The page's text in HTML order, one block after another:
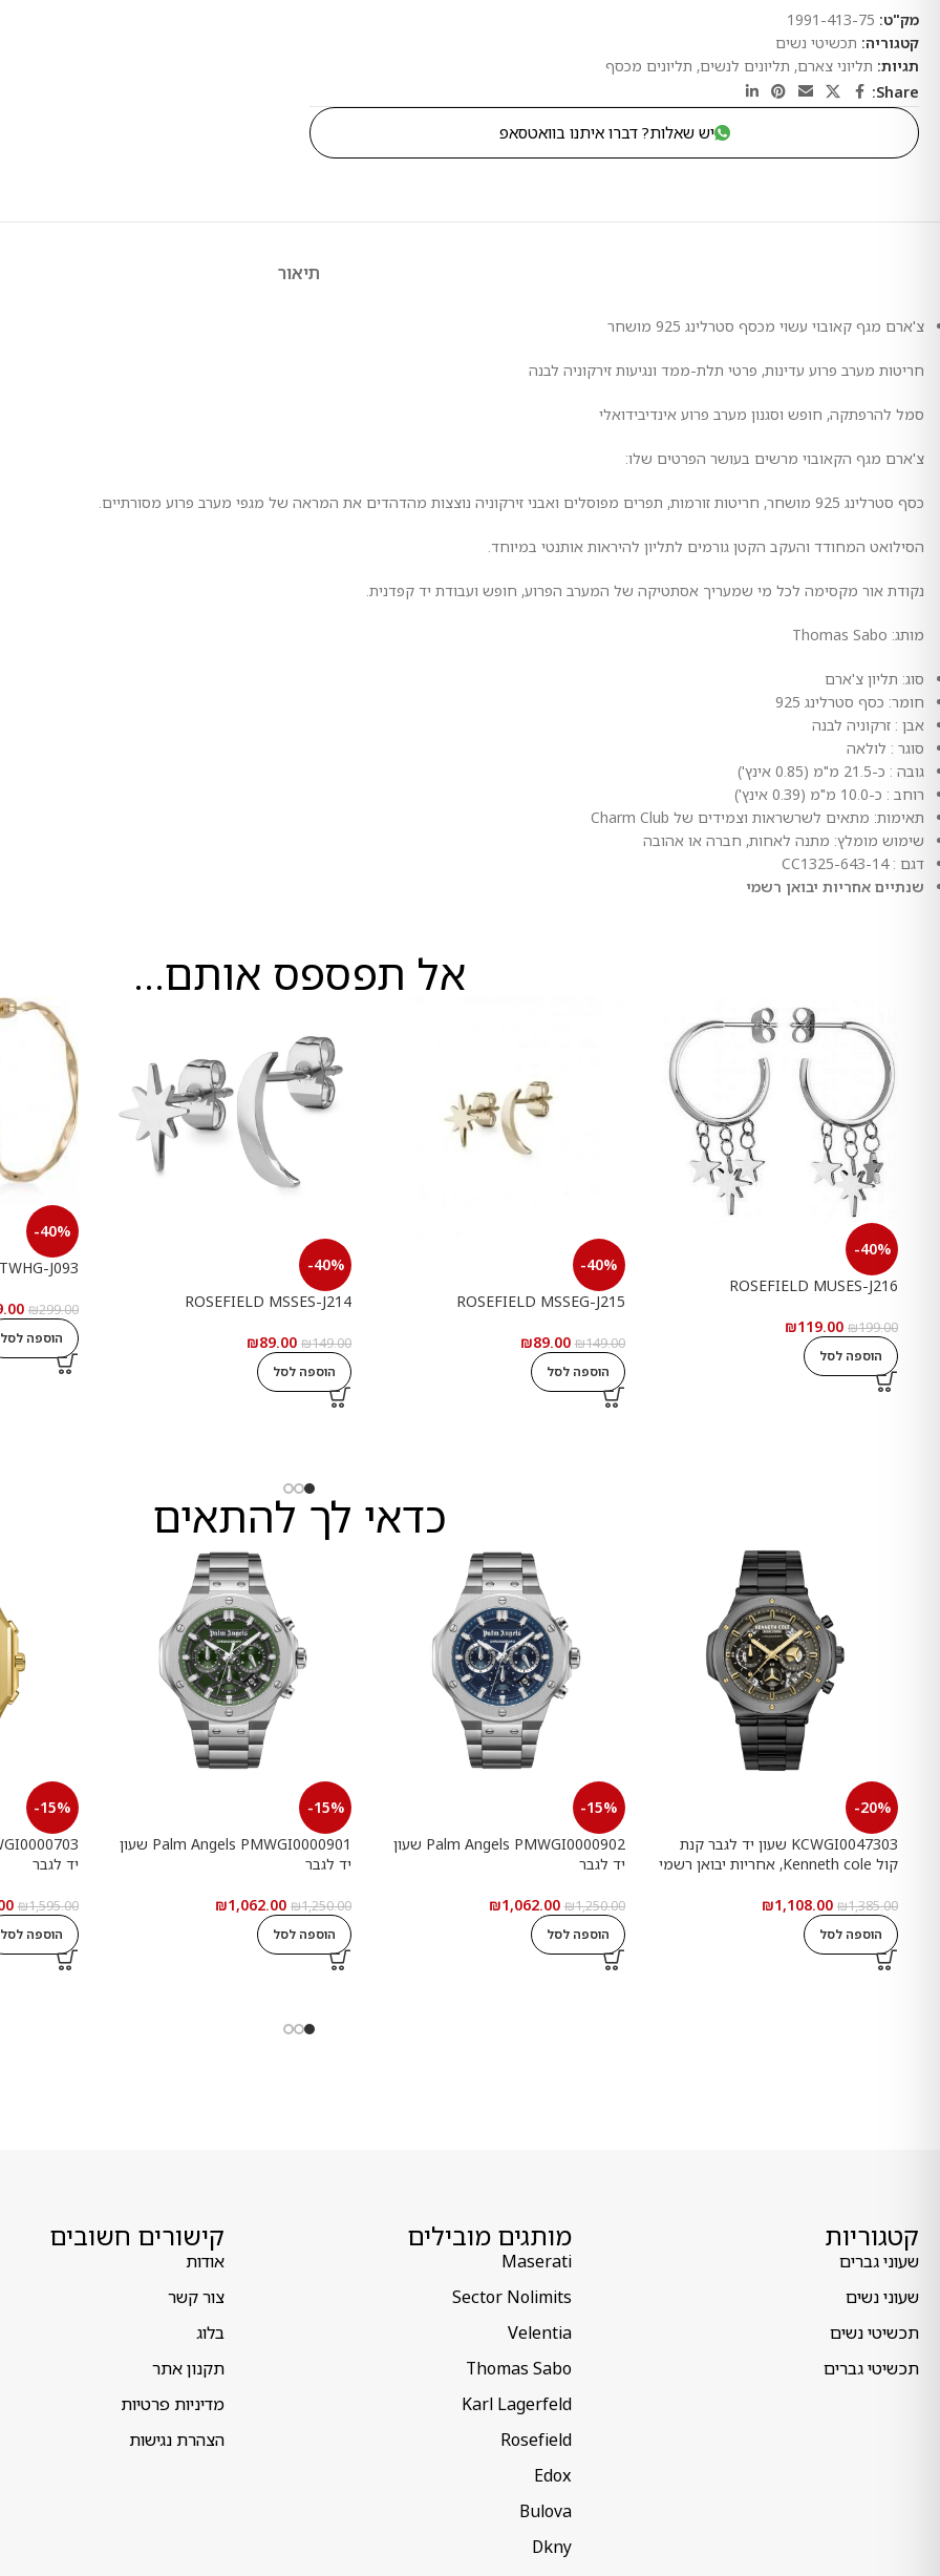
מק"ט: 1991-413-75
קטגוריה: תכשיטי נשים
תגיות: תליוני צארם, תליונים לנשים, תליונים מכסף
Share:
יש שאלות? דברו איתנו בוואטסאפ
תיאור
צ'ארם מגף קאובוי עשוי מכסף סטרלינג 925 מושחר
חריטות מערב פרוע עדינות, פרטי תלת-ממד ונגיעות זירקוניה לבנה
סמל להרפתקה, חופש וסגנון מערב פרוע אינדיבידואלי
צ'ארם מגף הקאובוי מרשים בעושר הפרטים שלו:
כסף סטרלינג 925 מושחר, חריטות זורמות, תפרים מפוסלים ואבני זירקוניה נוצצות מהדהדים את המראה של מגפי מערב פרוע מסורתיים.
הסילואט המחודד והעקב הקטן גורמים לתליון להיראות אותנטי במיוחד.
נקודת אור מקסימה לכל מי שמעריך אסתטיקה של המערב הפרוע, חופש ועבודת יד קפדנית.
מותג: Thomas Sabo
סוג: תליון צ'ארם
חומר: כסף סטרלינג 925
אבן : זרקוניה לבנה
סוגר : לולאה
גובה : כ-21.5 מ"מ (0.85 אינץ')
רוחב : כ-10.0 מ"מ (0.39 אינץ')
תאימות: מתאים לשרשראות וצמידים של Charm Club
שימוש מומלץ: מתנה לאחות, חברה או אהובה
דגם : CC1325-643-14
שנתיים אחריות יבואן רשמי
אל תפספס אותם...
-40%
ROSEFIELD MUSES-J216
₪199.00
₪119.00
הוספה לסל
-40%
ROSEFIELD MSSEG-J215
₪149.00
₪89.00
הוספה לסל
-40%
ROSEFIELD MSSES-J214
₪149.00
₪89.00
הוספה לסל
-40%
J093
₪299.00
הוספה לסל
כדאי לך להתאים
-20%
KCWGI0047303 שעון יד לגבר קנת
קול Kenneth cole, אחריות יבואן רשמי
₪1,385.00
₪1,108.00
הוספה לסל
-15%
Palm Angels PMWGI0000902 שעון
יד לגבר
₪1,250.00
₪1,062.00
הוספה לסל
-15%
Palm Angels PMWGI0000901 שעון
יד לגבר
₪1,250.00
₪1,062.00
הוספה לסל
-15%
יד לגבר
₪1,595.00
הוספה לסל
קטגוריות
שעוני גברים
שעוני נשים
תכשיטי נשים
תכשיטי גברים
מותגים מובילים
Maserati
Sector Nolimits
Velentia
Thomas Sabo
Karl Lagerfeld
Rosefield
Edox
Bulova
Dkny
קישורים חשובים
אודות
צור קשר
בלוג
תקנון אתר
מדיניות פרטיות
הצהרת נגישות